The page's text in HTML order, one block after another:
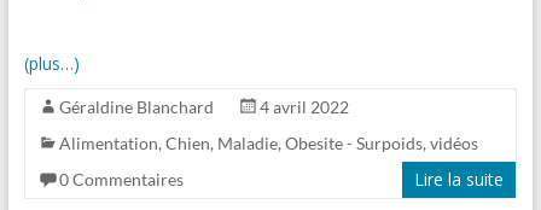
(plus…)
Géraldine Blanchard
4 avril 2022
Alimentation, Chien, Maladie, Obesite - Surpoids, vidéos
0 Commentaires
Lire la suite